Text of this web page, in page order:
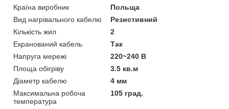
Країна виробник
Польща
Вид нагрівального кабелю
Резистивний
Кількість жил
2
Екранований кабель
Так
Напруга мережі
220~240 В
Площа обігріву
3.5 кв.м
Діаметр кабелю
4 мм
Максимальна робоча
температура
105 град.